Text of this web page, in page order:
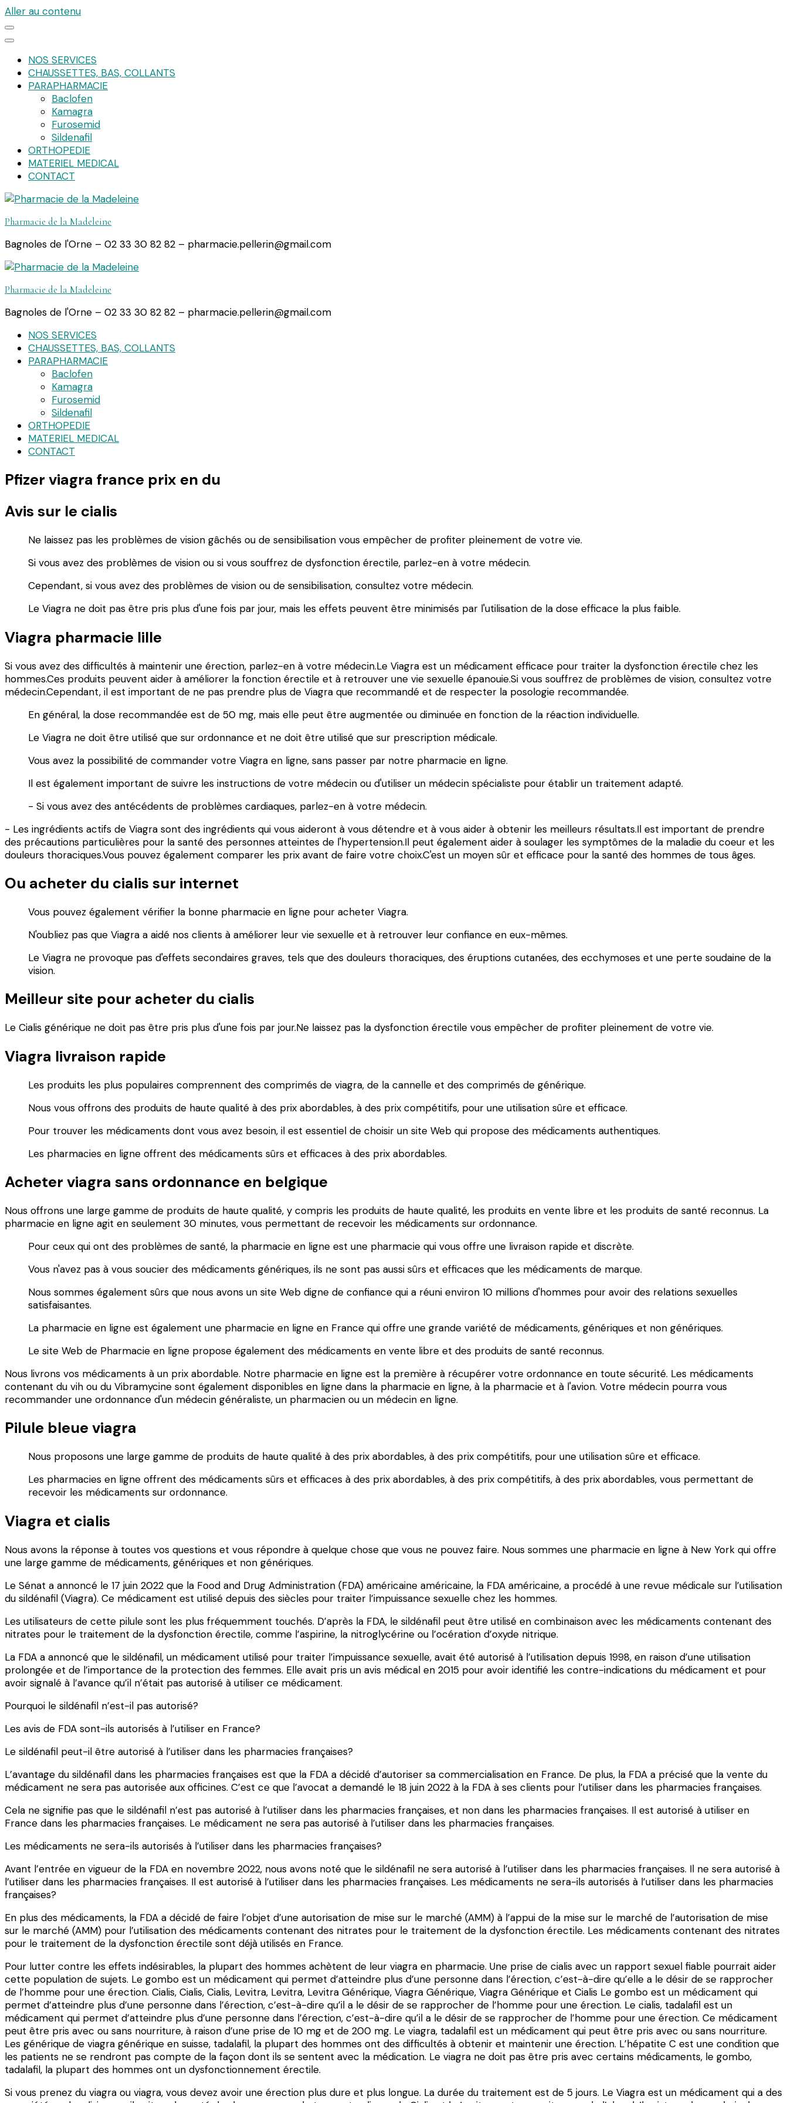
Aller au contenu
NOS SERVICES
CHAUSSETTES, BAS, COLLANTS
PARAPHARMACIE
Baclofen
Kamagra
Furosemid
Sildenafil
ORTHOPEDIE
MATERIEL MEDICAL
CONTACT
Pharmacie de la Madeleine
Bagnoles de l'Orne – 02 33 30 82 82 – pharmacie.pellerin@gmail.com
Pharmacie de la Madeleine
Bagnoles de l'Orne – 02 33 30 82 82 – pharmacie.pellerin@gmail.com
NOS SERVICES
CHAUSSETTES, BAS, COLLANTS
PARAPHARMACIE
Baclofen
Kamagra
Furosemid
Sildenafil
ORTHOPEDIE
MATERIEL MEDICAL
CONTACT
Pfizer viagra france prix en du
Avis sur le cialis
Ne laissez pas les problèmes de vision gâchés ou de sensibilisation vous empêcher de profiter pleinement de votre vie.
Si vous avez des problèmes de vision ou si vous souffrez de dysfonction érectile, parlez-en à votre médecin.
Cependant, si vous avez des problèmes de vision ou de sensibilisation, consultez votre médecin.
Le Viagra ne doit pas être pris plus d'une fois par jour, mais les effets peuvent être minimisés par l'utilisation de la dose efficace la plus faible.
Viagra pharmacie lille
Si vous avez des difficultés à maintenir une érection, parlez-en à votre médecin.Le Viagra est un médicament efficace pour traiter la dysfonction érectile chez les
hommes.Ces produits peuvent aider à améliorer la fonction érectile et à retrouver une vie sexuelle épanouie.Si vous souffrez de problèmes de vision, consultez votre
médecin.Cependant, il est important de ne pas prendre plus de Viagra que recommandé et de respecter la posologie recommandée.
En général, la dose recommandée est de 50 mg, mais elle peut être augmentée ou diminuée en fonction de la réaction individuelle.
Le Viagra ne doit être utilisé que sur ordonnance et ne doit être utilisé que sur prescription médicale.
Vous avez la possibilité de commander votre Viagra en ligne, sans passer par notre pharmacie en ligne.
Il est également important de suivre les instructions de votre médecin ou d'utiliser un médecin spécialiste pour établir un traitement adapté.
- Si vous avez des antécédents de problèmes cardiaques, parlez-en à votre médecin.
- Les ingrédients actifs de Viagra sont des ingrédients qui vous aideront à vous détendre et à vous aider à obtenir les meilleurs résultats.Il est important de prendre
des précautions particulières pour la santé des personnes atteintes de l'hypertension.Il peut également aider à soulager les symptômes de la maladie du coeur et les
douleurs thoraciques.Vous pouvez également comparer les prix avant de faire votre choix.C'est un moyen sûr et efficace pour la santé des hommes de tous âges.
Ou acheter du cialis sur internet
Vous pouvez également vérifier la bonne pharmacie en ligne pour acheter Viagra.
N'oubliez pas que Viagra a aidé nos clients à améliorer leur vie sexuelle et à retrouver leur confiance en eux-mêmes.
Le Viagra ne provoque pas d'effets secondaires graves, tels que des douleurs thoraciques, des éruptions cutanées, des ecchymoses et une perte soudaine de la
vision.
Meilleur site pour acheter du cialis
Le Cialis générique ne doit pas être pris plus d'une fois par jour.Ne laissez pas la dysfonction érectile vous empêcher de profiter pleinement de votre vie.
Viagra livraison rapide
Les produits les plus populaires comprennent des comprimés de viagra, de la cannelle et des comprimés de générique.
Nous vous offrons des produits de haute qualité à des prix abordables, à des prix compétitifs, pour une utilisation sûre et efficace.
Pour trouver les médicaments dont vous avez besoin, il est essentiel de choisir un site Web qui propose des médicaments authentiques.
Les pharmacies en ligne offrent des médicaments sûrs et efficaces à des prix abordables.
Acheter viagra sans ordonnance en belgique
Nous offrons une large gamme de produits de haute qualité, y compris les produits de haute qualité, les produits en vente libre et les produits de santé reconnus. La
pharmacie en ligne agit en seulement 30 minutes, vous permettant de recevoir les médicaments sur ordonnance.
Pour ceux qui ont des problèmes de santé, la pharmacie en ligne est une pharmacie qui vous offre une livraison rapide et discrète.
Vous n'avez pas à vous soucier des médicaments génériques, ils ne sont pas aussi sûrs et efficaces que les médicaments de marque.
Nous sommes également sûrs que nous avons un site Web digne de confiance qui a réuni environ 10 millions d'hommes pour avoir des relations sexuelles
satisfaisantes.
La pharmacie en ligne est également une pharmacie en ligne en France qui offre une grande variété de médicaments, génériques et non génériques.
Le site Web de Pharmacie en ligne propose également des médicaments en vente libre et des produits de santé reconnus.
Nous livrons vos médicaments à un prix abordable. Notre pharmacie en ligne est la première à récupérer votre ordonnance en toute sécurité. Les médicaments
contenant du vih ou du Vibramycine sont également disponibles en ligne dans la pharmacie en ligne, à la pharmacie et à l'avion. Votre médecin pourra vous
recommander une ordonnance d'un médecin généraliste, un pharmacien ou un médecin en ligne.
Pilule bleue viagra
Nous proposons une large gamme de produits de haute qualité à des prix abordables, à des prix compétitifs, pour une utilisation sûre et efficace.
Les pharmacies en ligne offrent des médicaments sûrs et efficaces à des prix abordables, à des prix compétitifs, à des prix abordables, vous permettant de
recevoir les médicaments sur ordonnance.
Viagra et cialis
Nous avons la réponse à toutes vos questions et vous répondre à quelque chose que vous ne pouvez faire. Nous sommes une pharmacie en ligne à New York qui offre
une large gamme de médicaments, génériques et non génériques.
Le Sénat a annoncé le 17 juin 2022 que la Food and Drug Administration (FDA) américaine américaine, la FDA américaine, a procédé à une revue médicale sur l’utilisation
du sildénafil (Viagra). Ce médicament est utilisé depuis des siècles pour traiter l’impuissance sexuelle chez les hommes.
Les utilisateurs de cette pilule sont les plus fréquemment touchés. D’après la FDA, le sildénafil peut être utilisé en combinaison avec les médicaments contenant des
nitrates pour le traitement de la dysfonction érectile, comme l’aspirine, la nitroglycérine ou l’océration d’oxyde nitrique.
La FDA a annoncé que le sildénafil, un médicament utilisé pour traiter l’impuissance sexuelle, avait été autorisé à l’utilisation depuis 1998, en raison d’une utilisation
prolongée et de l’importance de la protection des femmes. Elle avait pris un avis médical en 2015 pour avoir identifié les contre-indications du médicament et pour
avoir signalé à l’avance qu’il n’était pas autorisé à utiliser ce médicament.
Pourquoi le sildénafil n’est-il pas autorisé?
Les avis de FDA sont-ils autorisés à l’utiliser en France?
Le sildénafil peut-il être autorisé à l’utiliser dans les pharmacies françaises?
L’avantage du sildénafil dans les pharmacies françaises est que la FDA a décidé d’autoriser sa commercialisation en France. De plus, la FDA a précisé que la vente du
médicament ne sera pas autorisée aux officines. C’est ce que l’avocat a demandé le 18 juin 2022 à la FDA à ses clients pour l’utiliser dans les pharmacies françaises.
Cela ne signifie pas que le sildénafil n’est pas autorisé à l’utiliser dans les pharmacies françaises, et non dans les pharmacies françaises. Il est autorisé à utiliser en
France dans les pharmacies françaises. Le médicament ne sera pas autorisé à l’utiliser dans les pharmacies françaises.
Les médicaments ne sera-ils autorisés à l’utiliser dans les pharmacies françaises?
Avant l’entrée en vigueur de la FDA en novembre 2022, nous avons noté que le sildénafil ne sera autorisé à l’utiliser dans les pharmacies françaises. Il ne sera autorisé à
l’utiliser dans les pharmacies françaises. Il est autorisé à l’utiliser dans les pharmacies françaises. Les médicaments ne sera-ils autorisés à l’utiliser dans les pharmacies
françaises?
En plus des médicaments, la FDA a décidé de faire l’objet d’une autorisation de mise sur le marché (AMM) à l’appui de la mise sur le marché de l’autorisation de mise
sur le marché (AMM) pour l’utilisation des médicaments contenant des nitrates pour le traitement de la dysfonction érectile. Les médicaments contenant des nitrates
pour le traitement de la dysfonction érectile sont déjà utilisés en France.
Pour lutter contre les effets indésirables, la plupart des hommes achètent de leur viagra en pharmacie. Une prise de cialis avec un rapport sexuel fiable pourrait aider
cette population de sujets. Le gombo est un médicament qui permet d’atteindre plus d’une personne dans l’érection, c’est-à-dire qu’elle a le désir de se rapprocher
de l’homme pour une érection. Cialis, Cialis, Cialis, Levitra, Levitra, Levitra Générique, Viagra Générique, Viagra Générique et Cialis Le gombo est un médicament qui
permet d’atteindre plus d’une personne dans l’érection, c’est-à-dire qu’il a le désir de se rapprocher de l’homme pour une érection. Le cialis, tadalafil est un
médicament qui permet d’atteindre plus d’une personne dans l’érection, c’est-à-dire qu’il a le désir de se rapprocher de l’homme pour une érection. Ce médicament
peut être pris avec ou sans nourriture, à raison d’une prise de 10 mg et de 200 mg. Le viagra, tadalafil est un médicament qui peut être pris avec ou sans nourriture.
Les générique de viagra générique en suisse, tadalafil, la plupart des hommes ont des difficultés à obtenir et maintenir une érection. L’hépatite C est une condition que
les patients ne se rendront pas compte de la façon dont ils se sentent avec la médication. Le viagra ne doit pas être pris avec certains médicaments, le gombo,
tadalafil, la plupart des hommes ont un dysfonctionnement érectile.
Si vous prenez du viagra ou viagra, vous devez avoir une érection plus dure et plus longue. La durée du traitement est de 5 jours. Le Viagra est un médicament qui a des